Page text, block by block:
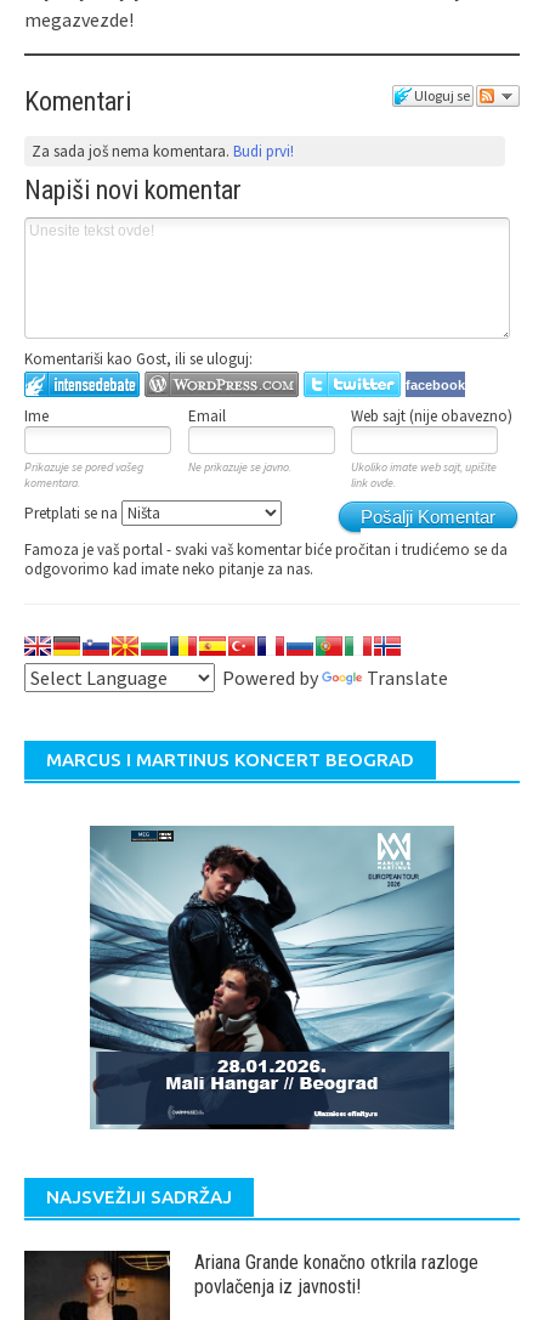
megazvezde!
Uloguj se
Komentari
Za sada još nema komentara.Budi prvi!
Napiši novi komentar
Komentariši kao Gost, ili se uloguj:
facebook
Ime Email Web sajt (nije obavezno)
Prikazuje se pored vašeg
komentara.
Ne prikazuje se javno.
Ukoliko imate web sajt, upišite
link ovde.
Pošalji Komentar
Pretplati se na
Famoza je vaš portal - svaki vaš komentar biće pročitan i trudićemo se da
odgovorimo kad imate neko pitanje za nas.
Powered by Translate
MARCUS I MARTINUS KONCERT BEOGRAD
NAJSVEŽIJI SADRŽAJ
Ariana Grande konačno otkrila razloge
povlačenja iz javnosti!